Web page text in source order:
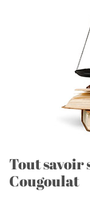
Tout savoir
Cougoulat